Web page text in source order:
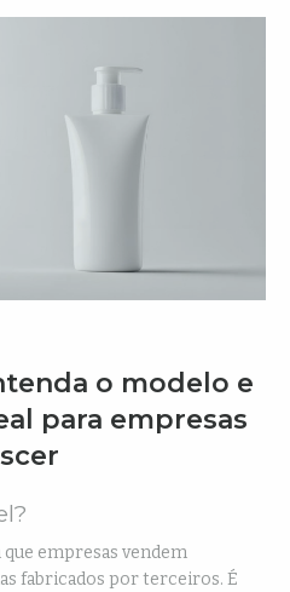
o modelo e
para empresas
empresas vendem
fabricados por terceiros. É